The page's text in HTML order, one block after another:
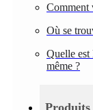
Comment
Où se
Quelle
même ?
Produits